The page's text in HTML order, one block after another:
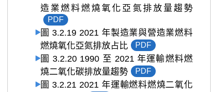
造業燃料燃燒氧化亞氮排放量趨勢
PDF
圖 3.2.19 2021 年製造業與營造業燃料
燃燒氧化亞氮排放占比
PDF
圖 3.2.20 1990 至 2021 年運輸燃料燃
燒二氧化碳排放量趨勢
PDF
圖 3.2.21 2021 年運輸燃料燃燒二氧化